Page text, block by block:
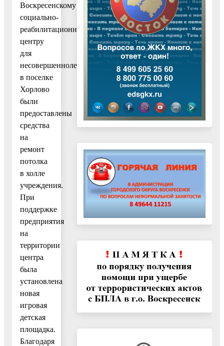
Воскресенскому
социально-
реабилитационному
центру
для
несовершеннолетних
в поселке
Хорлово
были
предоставлены
средства
на
ремонт
потолка
в холле
учреждения.
При
поддержке
предприятия
на
территории
центра
была
установлена
новая
игровая
детская
площадка.
Благодаря